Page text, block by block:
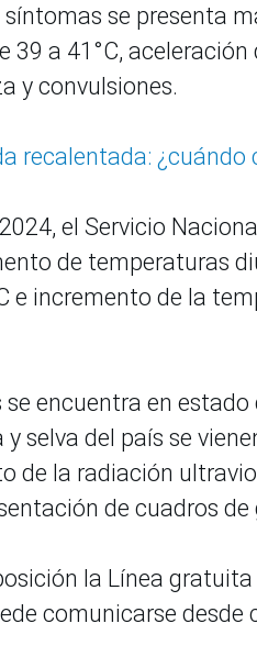
se presenta
39 a 41°C,
y convulsiones.
recalentada: ¿cuándo
el Servicio
de temperaturas
e incremento de la
encuentra en
selva del país se
de la radiación
de cuadros de
la Línea
comunicarse